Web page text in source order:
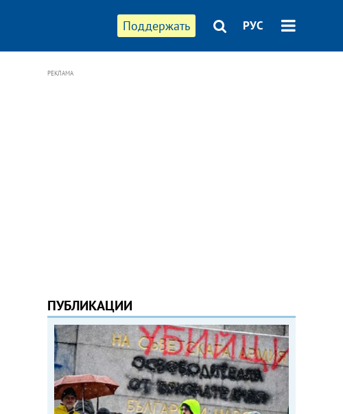
Поддержать РУС
РЕКЛАМА
ПУБЛИКАЦИИ